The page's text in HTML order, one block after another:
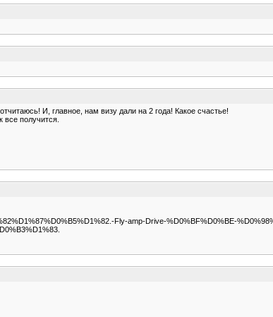
И, главное, нам визу дали на 2 года! Какое счастье!
все получится.
Fly-amp-Drive-%D0%BF%D0%BE-